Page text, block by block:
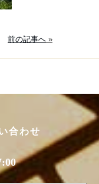
前の記事へ»
合わせ